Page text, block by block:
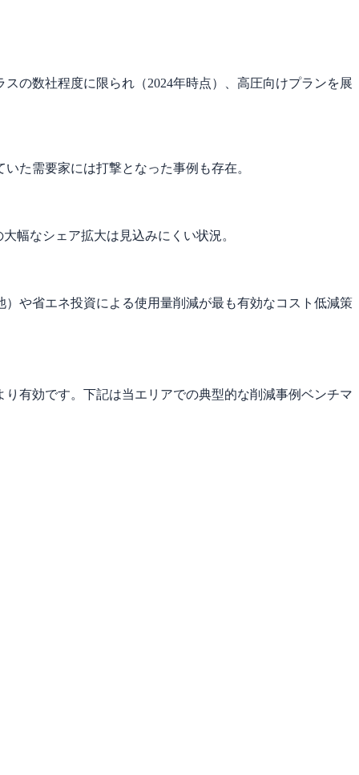
の数社程度に限られ（2024年時点）、高圧向けプランを展
た需要家には打撃となった事例も存在。
幅なシェア拡大は見込みにくい状況。
や省エネ投資による使用量削減が最も有効なコスト低減策
有効です。下記は当エリアでの典型的な削減事例ベンチマ